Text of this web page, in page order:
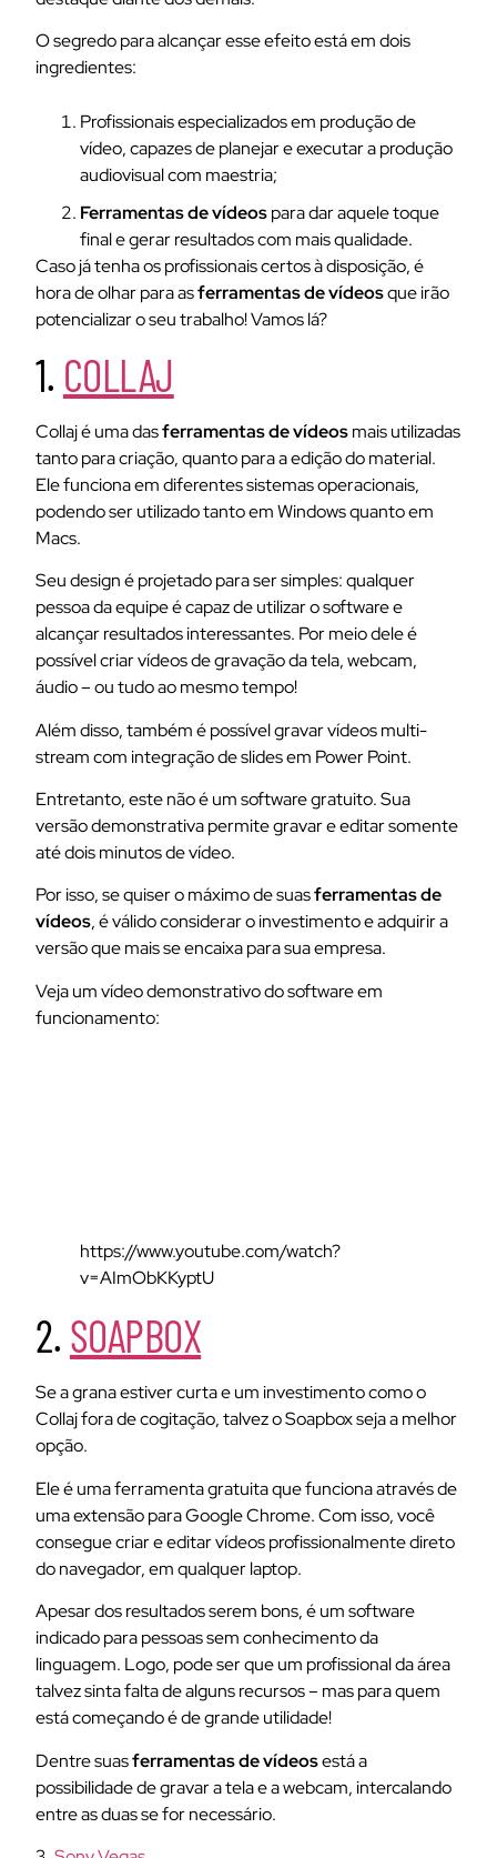
O segredo para alcançar esse efeito está em dois
ingredientes:
Profissionais especializados em produção de
vídeo, capazes de planejar e executar a produção
audiovisual com maestria;
Ferramentas de vídeospara dar aquele toque
final e gerar resultados com mais qualidade.
Caso já tenha os profissionais certos à disposição, é
hora de olhar para asferramentas de vídeosque irão
potencializar o seu trabalho! Vamos lá?
1. COLLAJ
Collaj é uma dasferramentas de vídeosmais utilizadas
tanto para criação, quanto para a edição do material.
Ele funciona em diferentes sistemas operacionais,
podendo ser utilizado tanto em Windows quanto em
Macs.
Seu design é projetado para ser simples: qualquer
pessoa da equipe é capaz de utilizar o software e
alcançar resultados interessantes. Por meio dele é
possível criar vídeos de gravação da tela, webcam,
áudio – ou tudo ao mesmo tempo!
Além disso, também é possível gravar vídeos multi-
stream com integração de slides em Power Point.
Entretanto, este não é um software gratuito. Sua
versão demonstrativa permite gravar e editar somente
até dois minutos de vídeo.
Por isso, se quiser o máximo de suasferramentas de
vídeos, é válido considerar o investimento e adquirir a
versão que mais se encaixa para sua empresa.
Veja um vídeo demonstrativo do software em
funcionamento:
https://www.youtube.com/watch?
v=AImObKKyptU
2. SOAPBOX
Se a grana estiver curta e um investimento como o
Collaj fora de cogitação, talvez o Soapbox seja a melhor
opção.
Ele é uma ferramenta gratuita que funciona através de
uma extensão para Google Chrome. Com isso, você
consegue criar e editar vídeos profissionalmente direto
do navegador, em qualquer laptop.
Apesar dos resultados serem bons, é um software
indicado para pessoas sem conhecimento da
linguagem. Logo, pode ser que um profissional da área
talvez sinta falta de alguns recursos – mas para quem
está começando é de grande utilidade!
Dentre suasferramentas de vídeosestá a
possibilidade de gravar a tela e a webcam, intercalando
entre as duas se for necessário.